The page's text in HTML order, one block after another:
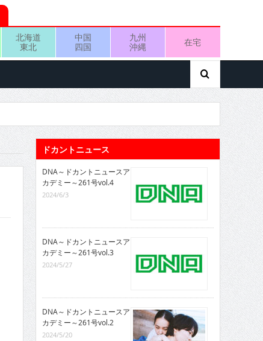
北海道
東北
中国
四国
九州
沖縄
在宅
ドカントニュース
DNA～ドカントニュースア
カデミー～261号vol.4
2024/6/3
DNA～ドカントニュースア
カデミー～261号vol.3
2024/5/27
DNA～ドカントニュースア
カデミー～261号vol.2
2024/5/20